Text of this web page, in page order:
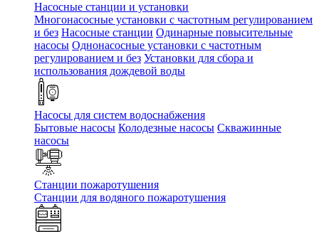
Насосные станции и установки
Многонасосные установки с частотным регулированием
и без Насосные станции Одинарные повысительные
насосы Однонасосные установки с частотным
регулированием и без Установки для сбора и
использования дождевой воды
Насосы для систем водоснабжения
Бытовые насосы Колодезные насосы Скважинные
насосы
Станции пожаротушения
Станции для водяного пожаротушения